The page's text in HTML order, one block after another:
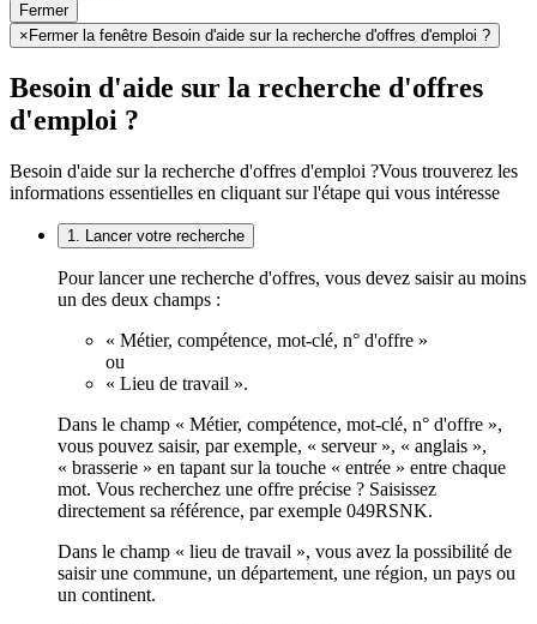
Fermer
× Fermer la fenêtre Besoin d'aide sur la recherche d'offres d'emploi ?
Besoin d'aide sur la recherche d'offres
d'emploi ?
Besoin d'aide sur la recherche d'offres d'emploi ?Vous trouverez les
informations essentielles en cliquant sur l'étape qui vous intéresse
1. Lancer votre recherche
Pour lancer une recherche d'offres, vous devez saisir au moins
un des deux champs :
« Métier, compétence, mot-clé, n° d'offre »
ou
« Lieu de travail ».
Dans le champ « Métier, compétence, mot-clé, n° d'offre »,
vous pouvez saisir, par exemple, « serveur », « anglais »,
« brasserie » en tapant sur la touche « entrée » entre chaque
mot. Vous recherchez une offre précise ? Saisissez
directement sa référence, par exemple 049RSNK.
Dans le champ « lieu de travail », vous avez la possibilité de
saisir une commune, un département, une région, un pays ou
un continent.